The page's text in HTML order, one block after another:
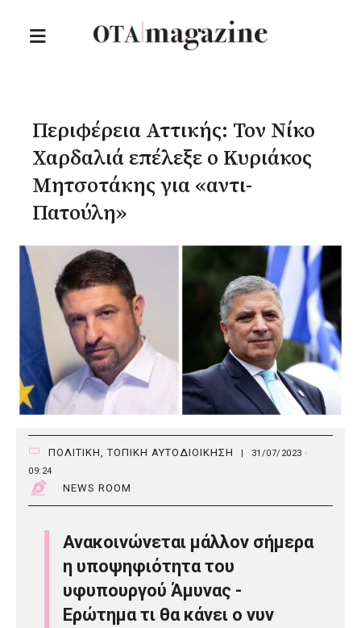
Περιφέρεια Αττικής: Τον Νίκο
Χαρδαλιά επέλεξε ο Κυριάκος
Μητσοτάκης για «αντι-
Πατούλη»
ΠΟΛΙΤΙΚΗ,ΤΟΠΙΚΗ ΑΥΤΟΔΙΟΙΚΗΣΗ
31/07/2023 ·
09:24
NEWS ROOM
Ανακοινώνεται μάλλον σήμερα
η υποψηφιότητα του
υφυπουργού Άμυνας -
Ερώτημα τι θα κάνει ο νυν